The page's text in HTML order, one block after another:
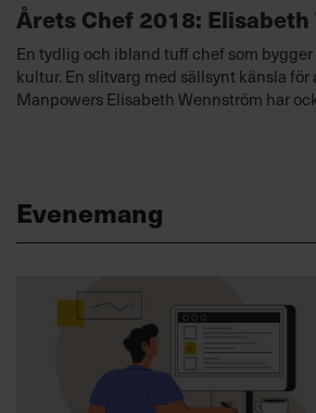
Årets Chef 2018:
En tydlig och ibland tuff chef som
kultur. En slitvarg med sällsynt känsla
Manpowers Elisabeth Wennström har
Evenemang